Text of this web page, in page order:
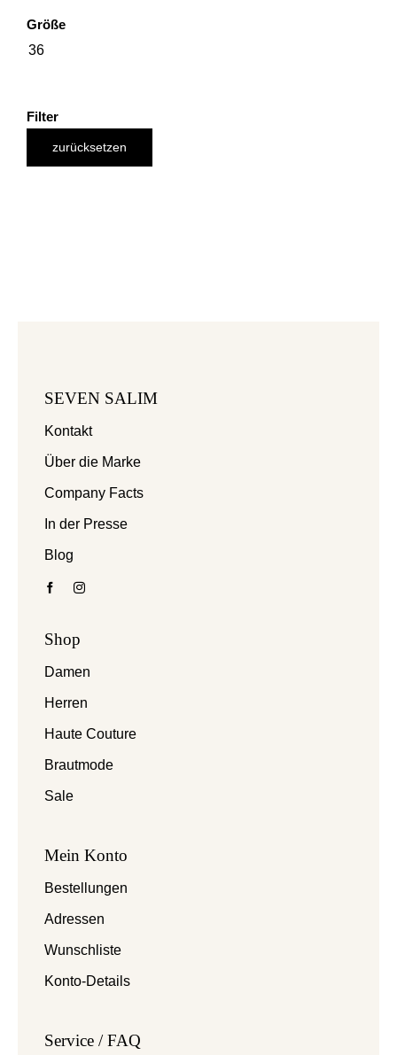
Größe
36
Filter
zurücksetzen
SEVEN SALIM
Kontakt
Über die Marke
Company Facts
In der Presse
Blog
Shop
Damen
Herren
Haute Couture
Brautmode
Sale
Mein Konto
Bestellungen
Adressen
Wunschliste
Konto-Details
Service / FAQ